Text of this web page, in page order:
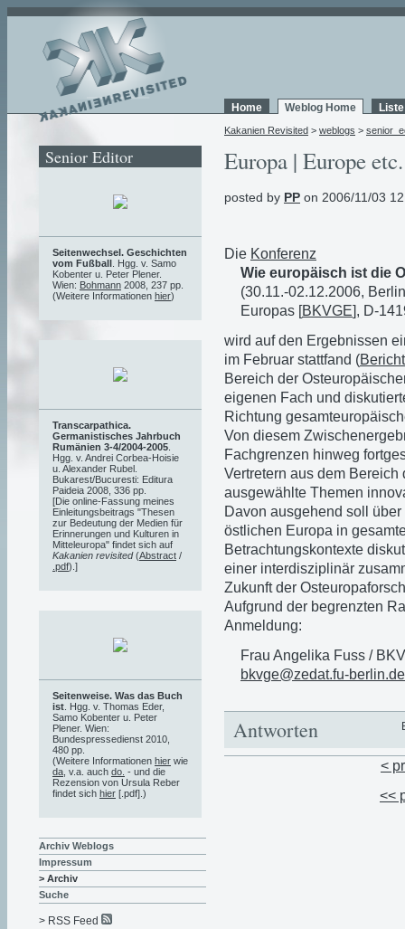
Home Weblog Home
Kakanien Revisited > weblogs >
Europa | Europe
posted by PP on 2006/11/03
Die Konferenz
Wie europäisch ist die
(30.11.-02.12.2006,
Europas [BKVGE], D-
wird auf den Ergebnissen
im Februar stattfand (Bericht
Bereich der
eigenen Fach und
Richtung
Von diesem
Fachgrenzen hinweg
Vertretern aus dem
ausgewählte Themen
Davon ausgehend soll
östlichen Europa in
Betrachtungskontexte
einer interdisziplinär
Zukunft der
Aufgrund der begrenzten
Anmeldung:
Frau Angelika Fuss /
bkvge@zedat.fu-berlin.de
Antworten
<
<<
Senior Editor
Seitenwechsel. Geschichten
vom Fußball . Hgg. v. Samo
Kobenter u. Peter Plener.
Wien: Bohmann 2008, 237 pp.
(Weitere Informationen hier)
Transcarpathica.
Germanistisches Jahrbuch
Rumänien 3-4/2004-2005
Hgg. v. Andrei Corbea-Hoisie
u. Alexander Rubel.
Bukarest/Bucuresti: Editura
Paideia 2008, 336 pp.
[Die online-Fassung meines
Einleitungsbeitrags "Thesen
zur Bedeutung der Medien für
Erinnerungen und Kulturen in
Mitteleuropa" findet sich auf
Kakanien revisited(Abstract /
.pdf).]
Seitenweise. Was das Buch
ist . Hgg. v. Thomas Eder,
Samo Kobenter u. Peter
Plener. Wien:
Bundespressedienst 2010,
480 pp.
(Weitere Informationen hier wie
da , v.a. auch do. - und die
Rezension von Ursula Reber
findet sich hier [.pdf].)
Archiv Weblogs
Impressum
> Archiv
Suche
> RSS Feed